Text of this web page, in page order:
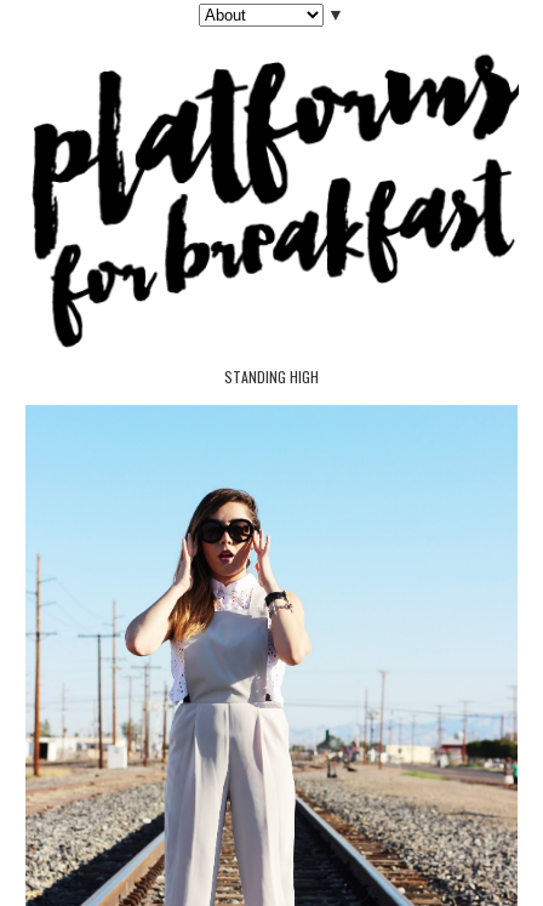
▼
STANDING HIGH